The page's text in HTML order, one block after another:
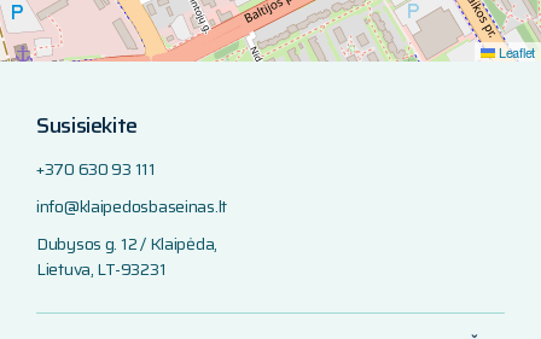
Susisiekite
+370 630 93 111
info@klaipedosbaseinas.lt
Dubysos g. 12 / Klaipėda,
Lietuva, LT-93231
Leaflet